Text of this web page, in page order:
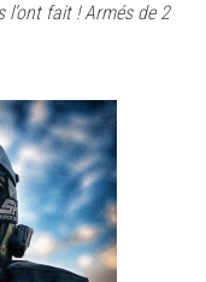
l’ont fait ! Armés de 2